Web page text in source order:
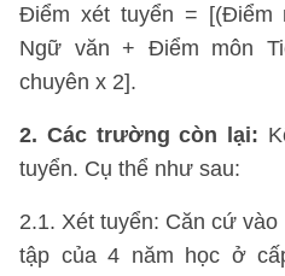
Điểm xét tuyển = [(Điểm
Ngữ văn + Điểm môn
chuyên x 2].
2. Các trường còn lại:
tuyển. Cụ thể như sau:
2.1. Xét tuyển: Căn cứ
tập của 4 năm học ở